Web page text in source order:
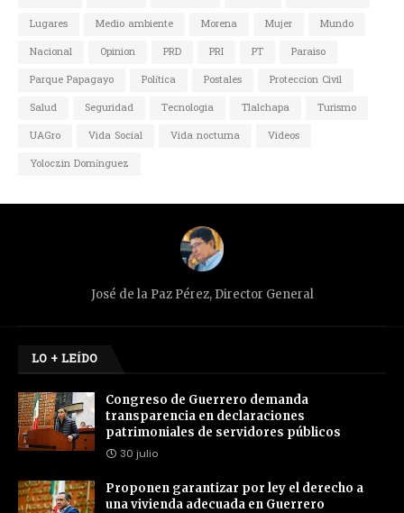
Lugares
Medio ambiente Morena Mujer
Mundo
Nacional
Opinion PRD PRI PT
Paraiso
Parque Papagayo
Política Postales
Proteccion Civil
Salud
Seguridad Tecnologia Tlalchapa
Turismo
UAGro
Vida Social Vida nocturna
Videos
Yoloczin Domínguez
José de la Paz Pérez, Director General
LO + LEÍDO
Congreso de Guerrero demanda
transparencia en declaraciones
patrimoniales de servidores públicos
30 julio
Proponen garantizar por ley el derecho a
una vivienda adecuada en Guerrero